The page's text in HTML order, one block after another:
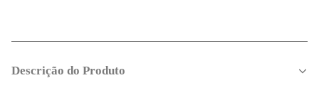
Descrição do Produto